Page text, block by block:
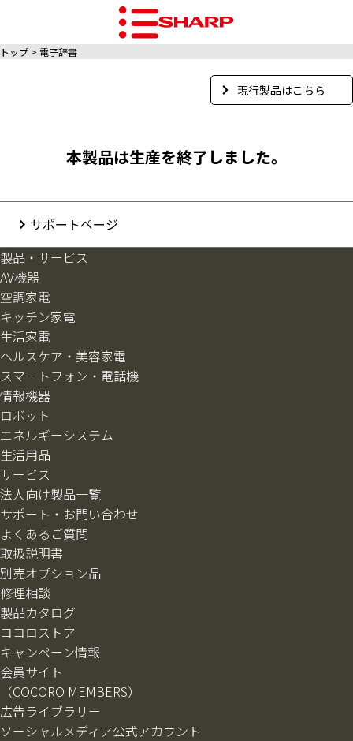
トップ 電子辞書
現行製品はこちら
本製品は生産を終了しました。
サポートページ
製品・サービス
AV機器
空調家電
キッチン家電
生活家電
ヘルスケア・美容家電
スマートフォン・電話機
情報機器
ロボット
エネルギーシステム
生活用品
サービス
法人向け製品一覧
サポート・お問い合わせ
よくあるご質問
取扱説明書
別売オプション品
修理相談
製品カタログ
ココロストア
キャンペーン情報
会員サイト
（COCORO MEMBERS）
広告ライブラリー
ソーシャルメディア公式アカウント